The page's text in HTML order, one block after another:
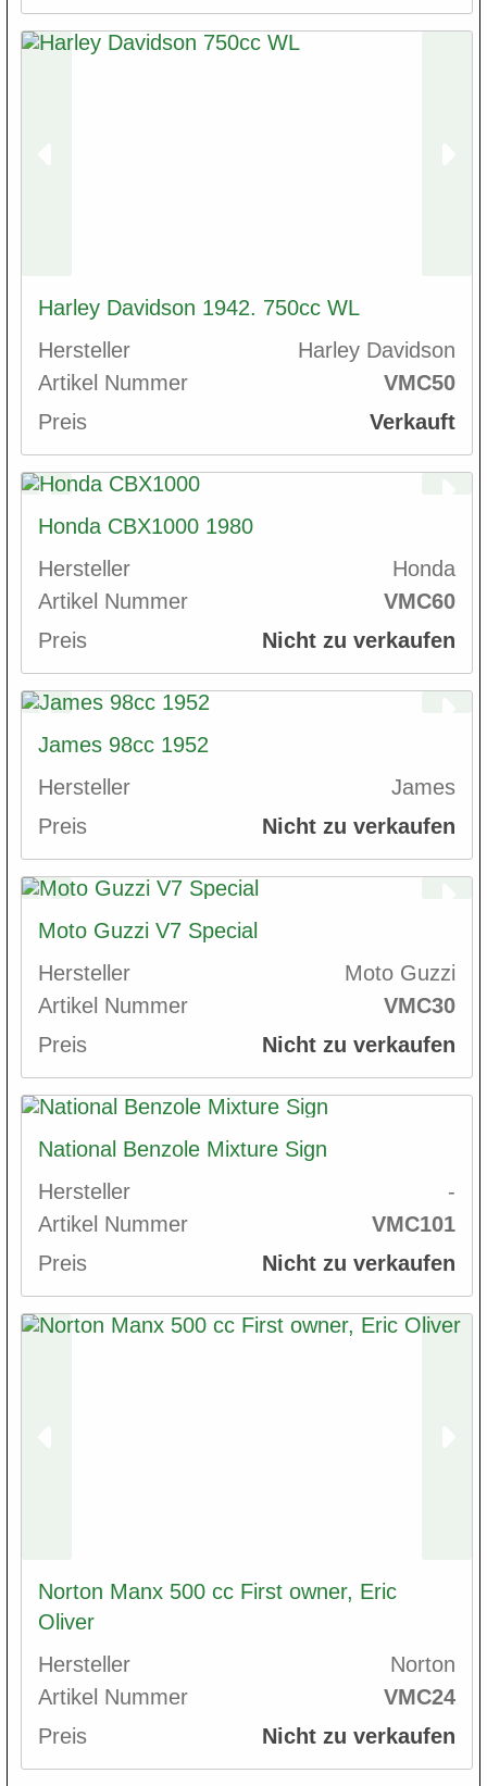
Harley Davidson 1942. 750cc WL
Hersteller
Harley Davidson
Artikel Nummer
VMC50
Preis
Verkauft
Honda CBX1000 1980
Hersteller
Honda
Artikel Nummer
VMC60
Preis
Nicht zu verkaufen
James 98cc 1952
Hersteller
James
Preis
Nicht zu verkaufen
Moto Guzzi V7 Special
Hersteller
Moto Guzzi
Artikel Nummer
VMC30
Preis
Nicht zu verkaufen
National Benzole Mixture Sign
Hersteller
-
Artikel Nummer
VMC101
Preis
Nicht zu verkaufen
Norton Manx 500 cc First owner, Eric
Oliver
Hersteller
Norton
Artikel Nummer
VMC24
Preis
Nicht zu verkaufen